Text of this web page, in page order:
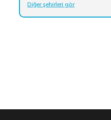
Diğer şehirleri gör